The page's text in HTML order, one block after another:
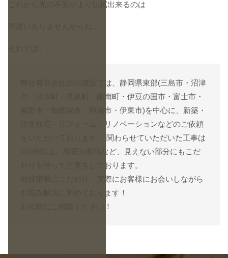
これから先の不安がより払拭出来るのは
弊社有限会社吉川建設では、静岡県東部(三島市・沼津
市・清水町・長泉町・函南町・伊豆の国市・富士市・
裾野市・御殿場市・熱海市・伊東市)を中心に、新築・
注文住宅・リフォーム・リノベーションなどのご依頼
をいただいております。 関わらせていただいた工事は
150件以上。耐震や断熱など、見えない部分にもこだ
わりを持って仕事をしております。
地域密着にこだわり、実際にお客様にお会いしながら
お悩み解決に努めております！
ください！